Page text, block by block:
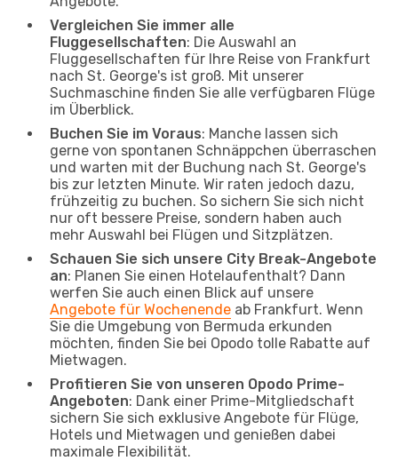
Vergleichen Sie immer alle
Fluggesellschaften: Die Auswahl an
Fluggesellschaften für Ihre Reise von Frankfurt
nach St. George's ist groß. Mit unserer
Suchmaschine finden Sie alle verfügbaren Flüge
im Überblick.
Buchen Sie im Voraus: Manche lassen sich
gerne von spontanen Schnäppchen überraschen
und warten mit der Buchung nach St. George's
bis zur letzten Minute. Wir raten jedoch dazu,
frühzeitig zu buchen. So sichern Sie sich nicht
nur oft bessere Preise, sondern haben auch
mehr Auswahl bei Flügen und Sitzplätzen.
Schauen Sie sich unsere City Break-Angebote
an: Planen Sie einen Hotelaufenthalt? Dann
werfen Sie auch einen Blick auf unsere
Angebote für Wochenende ab Frankfurt. Wenn
Sie die Umgebung von Bermuda erkunden
möchten, finden Sie bei Opodo tolle Rabatte auf
Mietwagen.
Profitieren Sie von unseren Opodo Prime-
Angeboten: Dank einer Prime-Mitgliedschaft
sichern Sie sich exklusive Angebote für Flüge,
Hotels und Mietwagen und genießen dabei
maximale Flexibilität.